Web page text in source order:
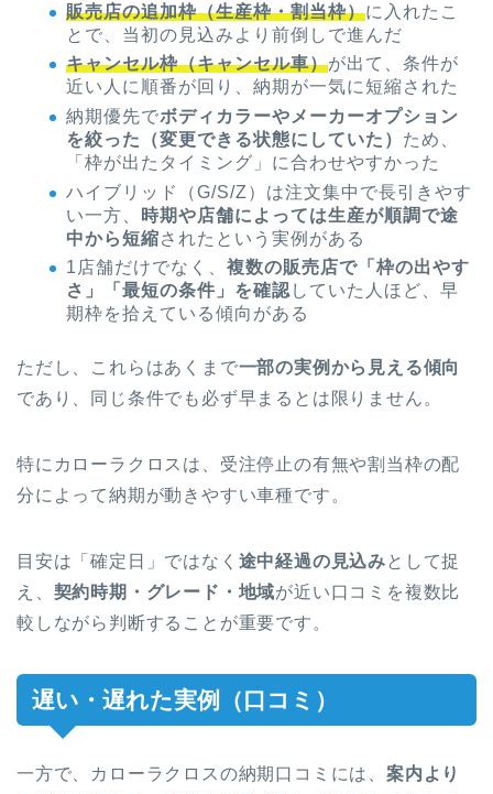
販売店の追加枠（生産枠・割当枠）に入れたこ
とで、当初の見込みより前倒しで進んだ
キャンセル枠（キャンセル車）が出て、条件が
近い人に順番が回り、納期が一気に短縮された
納期優先でボディカラーやメーカーオプション
を絞った（変更できる状態にしていた） ため、
「枠が出たタイミング」に合わせやすかった
ハイブリッド（G/S/Z）は注文集中で長引きやす
い一方、
時期や店舗によっては生産が順調で途
中から短縮されたという実例がある
1店舗だけでなく、 複数の販売店で「枠の出やす
さ」「最短の条件」を確認 していた人ほど、早
期枠を拾えている傾向がある
ただし、これらはあくまで一部の実例から見える傾向
であり、同じ条件でも必ず早まるとは限りません。
特にカローラクロスは、受注停止の有無や割当枠の配
分によって納期が動きやすい車種です。
目安は「確定日」ではなく 途中経過の見込み として捉
え、 契約時期・グレード・地域が近い口コミを複数比
較しながら判断することが重要です。
遅い・遅れた実例（口コミ）
一方で、カローラクロスの納期口コミには、 案内より